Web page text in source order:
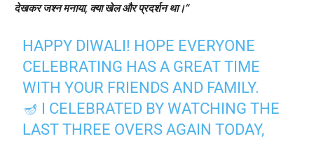
देखकर जश्न मनाया, क्या खेल और प्रदर्शन था।“
HAPPY DIWALI! HOPE EVERYONE
CELEBRATING HAS A GREAT TIME
WITH YOUR FRIENDS AND FAMILY.
🪔 I CELEBRATED BY WATCHING THE
LAST THREE OVERS AGAIN TODAY,